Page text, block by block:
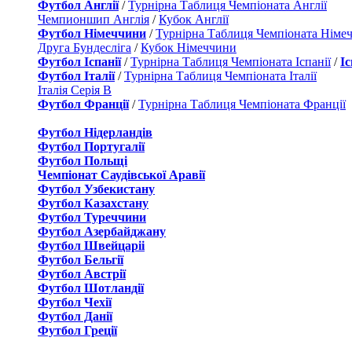
Футбол Англії/Турнірна Таблиця Чемпіоната Англії
Чемпионшип Англія /Кубок Англії
Футбол Німеччини /Турнірна Таблиця Чемпіоната
Друга Бундесліга /Кубок Німеччини
Футбол Іспанії/Турнірна Таблиця Чемпіоната Іспанії/
Футбол Італії/Турнірна Таблиця Чемпіоната Італії
Італія Серія B
Футбол Франції/Турнірна Таблиця Чемпіоната Франції
Футбол Нідерландiв
Футбол Португалії
Футбол Польщі
Чемпіонат Саудівської Аравії
Футбол Узбекистану
Футбол Казахстану
Футбол Туреччини
Футбол Азербайджану
Футбол Швейцаріі
Футбол Бельгії
Футбол Австрії
Футбол Шотландії
Футбол Чехії
Футбол Данії
Футбол Греції